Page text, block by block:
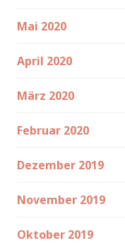
Mai 2020
April 2020
März 2020
Februar 2020
Dezember 2019
November 2019
Oktober 2019